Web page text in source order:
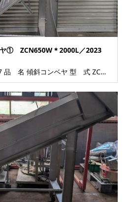
① ZCN650W＊2000L／2023
お問合せ番号 Y-6187 品 名 傾斜コンベヤ 型 式 ZCN650W＊2000L ...